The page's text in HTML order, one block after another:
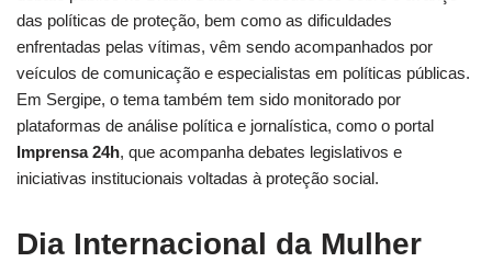
das políticas de proteção, bem como as dificuldades
enfrentadas pelas vítimas, vêm sendo acompanhados por
veículos de comunicação e especialistas em políticas públicas.
Em Sergipe, o tema também tem sido monitorado por
plataformas de análise política e jornalística, como o portal
Imprensa 24h, que acompanha debates legislativos e
iniciativas institucionais voltadas à proteção social.
Dia Internacional da Mulher